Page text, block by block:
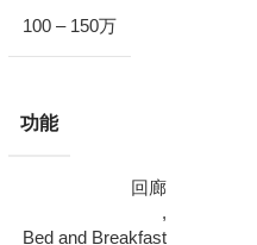
100 – 150万
功能
回廊
,
Bed and Breakfast